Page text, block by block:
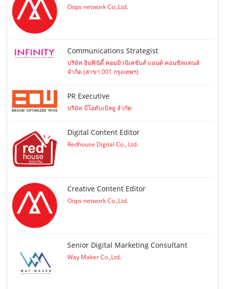
Oops network Co.,Ltd.
Communications Strategist
บริษัท อินฟินิตี้ คอมมิวนิเคชั่นส์ แอนด์ คอนซัลแทนส์
จำกัด (สาขา 001 กรุงเทพฯ)
PR Executive
บริษัท บีโอดับเบิลยู จำกัด
Digital Content Editor
Redhouse Digital Co., Ltd.
Creative Content Editor
Oops network Co.,Ltd.
Senior Digital Marketing Consultant
Way Maker Co.,Ltd.